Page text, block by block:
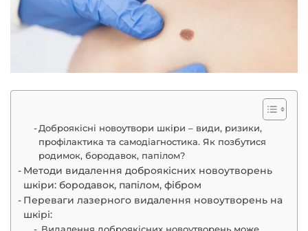
Дерматологія
Ін'єкції краси
Омолодження обличчя
Трихологія
Трансплантація волосся
Доброякісні новоутвори шкіри – види, ризики,
профілактика та самодіагностика. Як позбутися
родимок, бородавок, папілом?
Методи видалення доброякісних новоутворень
шкіри: бородавок, папілом, фібром
Переваги лазерного видалення новоутворень на
шкірі: